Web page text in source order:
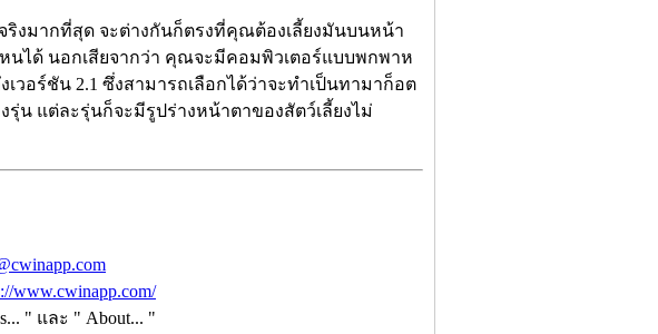
งมากที่สุด จะต่างกันก็ตรงที่คุณต้องเลี้ยงมันบนหน้า
นได้ นอกเสียจากว่า คุณจะมีคอมพิวเตอร์แบบพกพาห
วอร์ชัน 2.1 ซึ่งสามารถเลือกได้ว่าจะทำเป็นทามาก็อต
น แต่ละรุ่นก็จะมีรูปร่างหน้าตาของสัตว์เลี้ยงไม่
www.cwinapp.com/
" และ " About... "